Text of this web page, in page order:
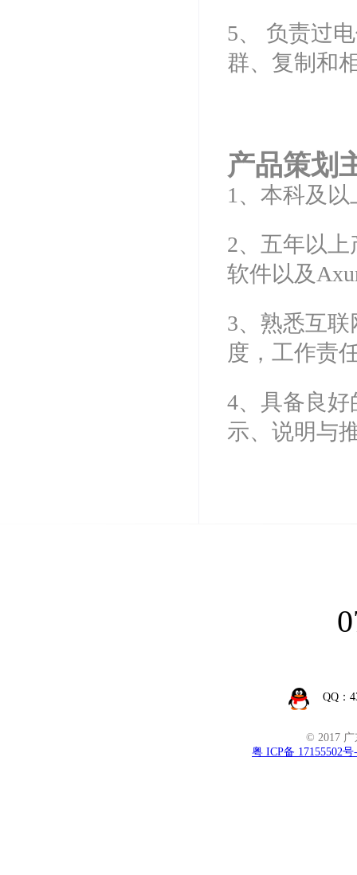
5、 负责过
群、复制和
产品策划
1、本科及
2、五年以
软件以及
3、熟悉互
度，工作责
4、具备良
示、说明与
QQ：
© 2017 广
粤 ICP备 17155502号